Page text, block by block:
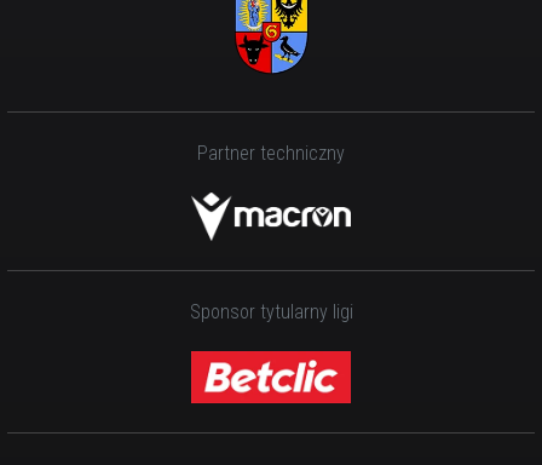
Partner techniczny
Sponsor tytularny ligi